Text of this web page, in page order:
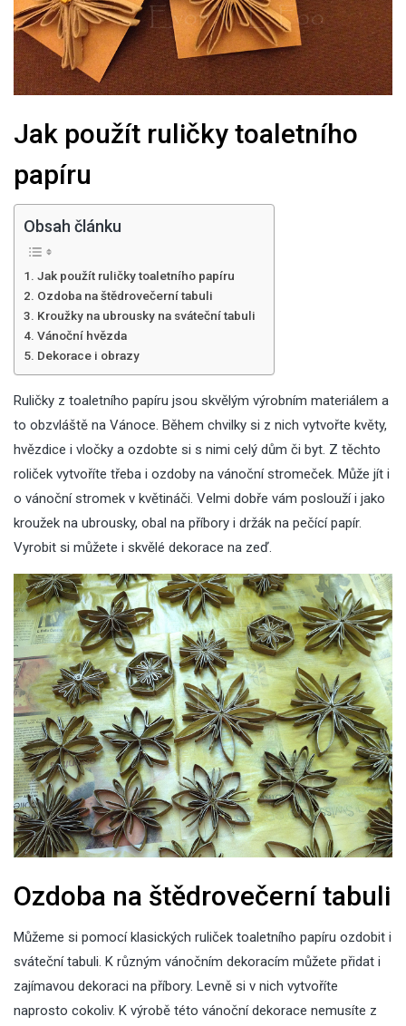
Jak použít ruličky toaletního
papíru
Obsah článku
Jak použít ruličky toaletního papíru
Ozdoba na štědrovečerní tabuli
Kroužky na ubrousky na sváteční tabuli
Vánoční hvězda
Dekorace i obrazy
Ruličky z toaletního papíru jsou skvělým výrobním materiálem a
to obzvláště na Vánoce. Během chvilky si z nich vytvořte květy,
hvězdice i vločky a ozdobte si s nimi celý dům či byt. Z těchto
roliček vytvoříte třeba i ozdoby na vánoční stromeček. Může jít i
o vánoční stromek v květináči. Velmi dobře vám poslouží i jako
kroužek na ubrousky, obal na příbory i držák na pečící papír.
Vyrobit si můžete i skvělé dekorace na zeď.
Ozdoba na štědrovečerní tabuli
Můžeme si pomocí klasických ruliček toaletního papíru ozdobit i
sváteční tabuli. K různým vánočním dekoracím můžete přidat i
zajímavou dekoraci na příbory. Levně si v nich vytvoříte
naprosto cokoliv. K výrobě této vánoční dekorace nemusíte z